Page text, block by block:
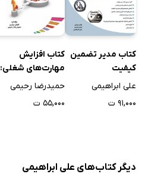
کتاب مدیر تضمین
کیفیت
علی ابراهیمی
۹۱,۰۰۰ ت
کتاب افزایش
مهارت‌های شغلی:
آموزش کاربردی
فلزی (برش، خم،
حمیدرضا رحیمی
۵۵,۰۰۰ ت
دیگر کتاب‌های علی ابراهیمی